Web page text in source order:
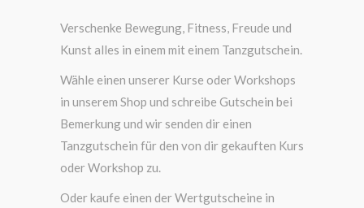
Verschenke Bewegung, Fitness, Freude und
Kunst alles in einem mit einem Tanzgutschein.
Wähle einen unserer Kurse oder Workshops
in unserem Shop und schreibe Gutschein bei
Bemerkung und wir senden dir einen
Tanzgutschein für den von dir gekauften Kurs
oder Workshop zu.
Oder kaufe einen der Wertgutscheine in